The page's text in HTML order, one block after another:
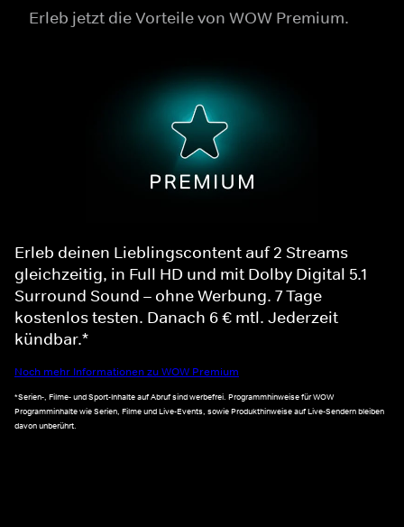
Erleb jetzt die Vorteile von WOW Premium.
Erleb deinen Lieblingscontent auf 2 Streams
gleichzeitig, in Full HD und mit Dolby Digital 5.1
Surround Sound – ohne Werbung. 7 Tage
kostenlos testen. Danach 6 € mtl. Jederzeit
kündbar.*
Noch mehr Informationen zu WOW Premium
*Serien-, Filme- und Sport-Inhalte auf Abruf sind werbefrei. Programmhinweise für WOW
Programminhalte wie Serien, Filme und Live-Events, sowie Produkthinweise auf Live-Sendern bleiben
davon unberührt.